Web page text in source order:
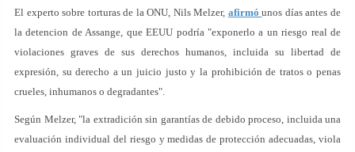
El experto sobre torturas de la ONU, Nils Melzer, afirmóunos días antes de
la detencion de Assange, que EEUU podría "exponerlo a un riesgo real de
violaciones graves de sus derechos humanos, incluida su libertad de
expresión, su derecho a un juicio justo y la prohibición de tratos o penas
crueles, inhumanos o degradantes".
Según Melzer, "la extradición sin garantías de debido proceso, incluida una
evaluación individual del riesgo y medidas de protección adecuadas, viola